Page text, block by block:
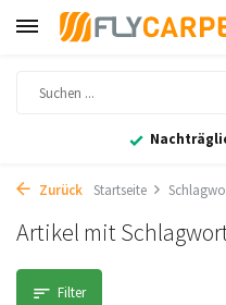
Zurück Startseite
Artikel mit
Filter